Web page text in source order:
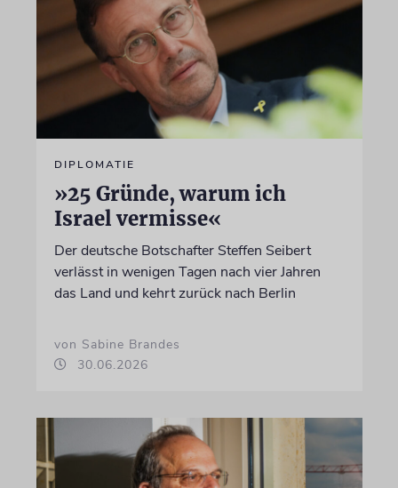
DIPLOMATIE
»25 Gründe, warum ich
Israel vermisse«
Der deutsche Botschafter Steffen Seibert
verlässt in wenigen Tagen nach vier Jahren
das Land und kehrt zurück nach Berlin
von Sabine Brandes
30.06.2026